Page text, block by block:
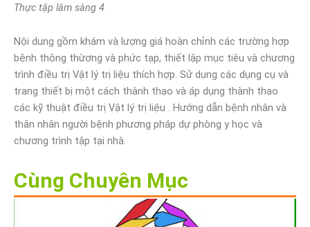
Thực tập lâm sàng 4
Nội dung gồm khám và lượng giá hoàn chỉnh các trường hợp
bệnh thông thừơng và phức tạp, thiết lập mục tiêu và chương
trình điều trị Vật lý trị liệu thích hợp. Sử dụng các dụng cụ và
trang thiết bị một cách thành thạo và áp dụng thành thạo
các kỹ thuật điều trị Vật lý trị liệu . Hướng dẫn bệnh nhân và
thân nhân người bệnh phương pháp dự phòng y học và
chương trình tập tại nhà.
Cùng Chuyên Mục